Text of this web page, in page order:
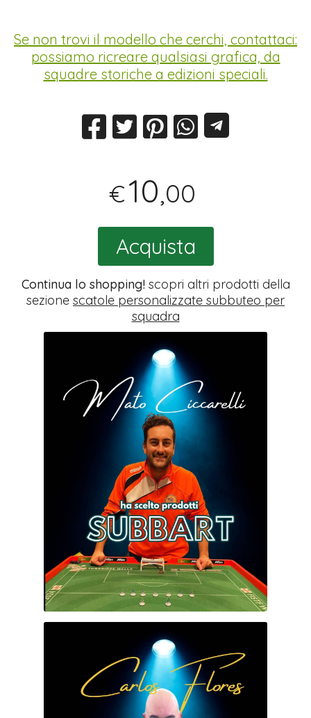
Se non trovi il modello che cerchi, contattaci:
possiamo ricreare qualsiasi grafica, da
squadre storiche a edizioni speciali.
€10,00
Acquista
Continua lo shopping!scopri altri prodotti della
sezione scatole personalizzate subbuteo per
squadra